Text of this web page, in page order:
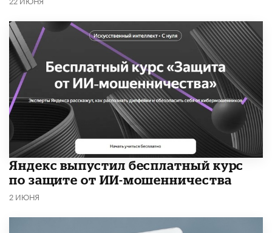
​Яндекс выпустил бесплатный курс
по защите от ИИ-мошенничества
2 ИЮНЯ